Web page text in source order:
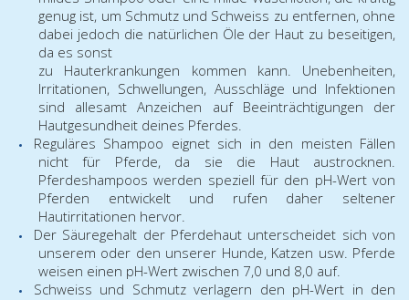
genug ist, um Schmutz und Schweiss zu entfernen, ohne
dabei jedoch die natürlichen Öle der Haut zu beseitigen,
da es sonst
zu Hauterkrankungen kommen kann. Unebenheiten,
Irritationen, Schwellungen, Ausschläge und Infektionen
sind allesamt Anzeichen auf Beeinträchtigungen der
Hautgesundheit deines Pferdes.
Reguläres Shampoo eignet sich in den meisten Fällen
nicht für Pferde, da sie die Haut austrocknen.
Pferdeshampoos werden speziell für den pH-Wert von
Pferden entwickelt und rufen daher seltener
Hautirritationen hervor.
Der Säuregehalt der Pferdehaut unterscheidet sich von
unserem oder den unserer Hunde, Katzen usw. Pferde
weisen einen pH-Wert zwischen 7,0 und 8,0 auf.
Schweiss und Schmutz verlagern den pH-Wert in den